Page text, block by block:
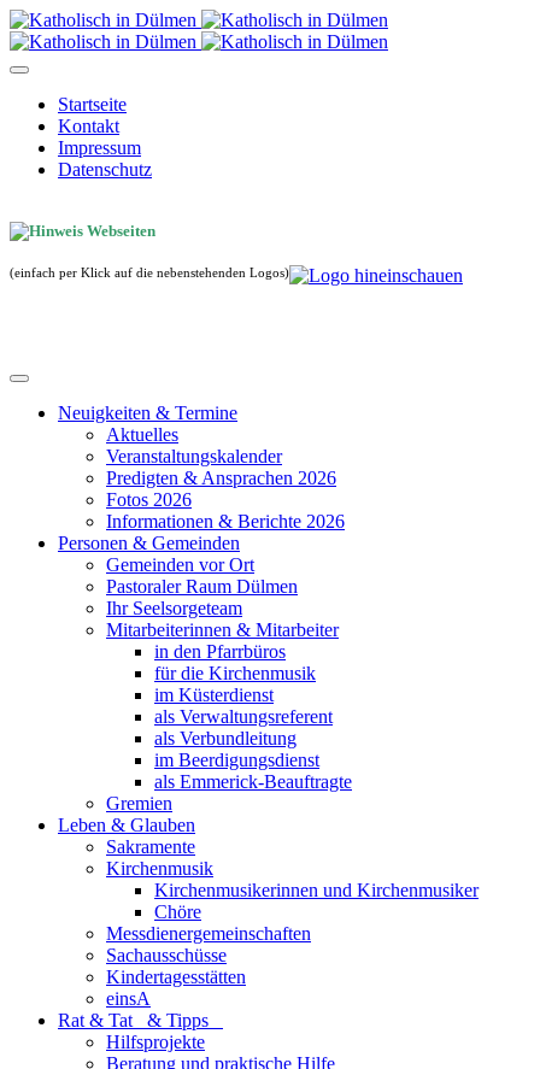
Startseite
Kontakt
Impressum
Datenschutz
(einfach per Klick auf die nebenstehenden Logos)
Neuigkeiten & Termine
Aktuelles
Veranstaltungskalender
Predigten & Ansprachen 2026
Fotos 2026
Informationen & Berichte 2026
Personen & Gemeinden
Gemeinden vor Ort
Pastoraler Raum Dülmen
Ihr Seelsorgeteam
Mitarbeiterinnen & Mitarbeiter
in den Pfarrbüros
für die Kirchenmusik
im Küsterdienst
als Verwaltungsreferent
als Verbundleitung
im Beerdigungsdienst
als Emmerick-Beauftragte
Gremien
Leben & Glauben
Sakramente
Kirchenmusik
Kirchenmusikerinnen und Kirchenmusiker
Chöre
Messdienergemeinschaften
Sachausschüsse
Kindertagesstätten
einsA
Rat & Tat & Tipps
Hilfsprojekte
Beratung und praktische Hilfe